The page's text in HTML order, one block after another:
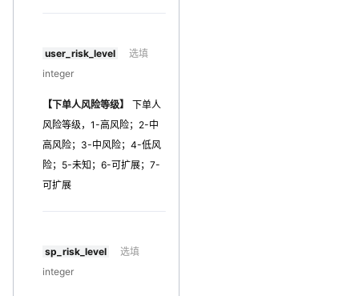
user_risk_level
选填
integer
【下单人风险等级】
下单人
风险等级，1-高风险；2-中
高风险；3-中风险；4-低风
险；5-未知；6-可扩展；7-
可扩展
sp_risk_level
选填
integer